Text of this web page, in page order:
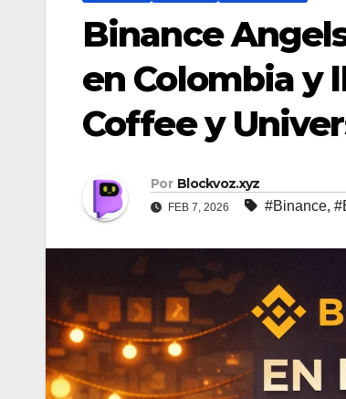
Binance
en Colombia y
Coffee y
Por Blockvoz.xyz
FEB 7, 2026 #Binance,